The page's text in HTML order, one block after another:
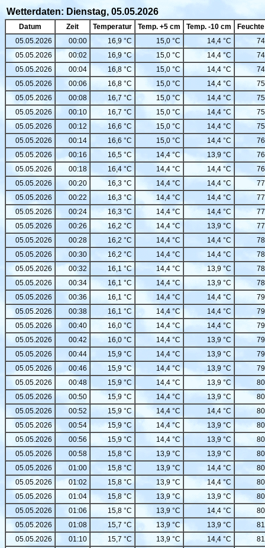
Wetterdaten: Dienstag, 05.05.2026
Datum Zeit Temperatur Temp. +5 cm Temp. -10 cm
05.05.2026
00:00 16,9 °C 15,0 °C 14,4 °C
05.05.2026
00:02 16,9 °C 15,0 °C 14,4 °C
05.05.2026
00:04 16,8 °C 15,0 °C 14,4 °C
05.05.2026
00:06 16,8 °C 15,0 °C 14,4 °C
05.05.2026
00:08 16,7 °C 15,0 °C 14,4 °C
05.05.2026
00:10 16,7 °C 15,0 °C 14,4 °C
05.05.2026
00:12 16,6 °C 15,0 °C 14,4 °C
05.05.2026
00:14 16,6 °C 15,0 °C 14,4 °C
05.05.2026
00:16 16,5 °C 14,4 °C 13,9 °C
05.05.2026
00:18 16,4 °C 14,4 °C 14,4 °C
05.05.2026
00:20 16,3 °C 14,4 °C 14,4 °C
05.05.2026
00:22 16,3 °C 14,4 °C 14,4 °C
05.05.2026
00:24 16,3 °C 14,4 °C 14,4 °C
05.05.2026
00:26 16,2 °C 14,4 °C 13,9 °C
05.05.2026
00:28 16,2 °C 14,4 °C 14,4 °C
05.05.2026
00:30 16,2 °C 14,4 °C 14,4 °C
05.05.2026
00:32 16,1 °C 14,4 °C 13,9 °C
05.05.2026
00:34 16,1 °C 14,4 °C 13,9 °C
05.05.2026
00:36 16,1 °C 14,4 °C 14,4 °C
05.05.2026
00:38 16,1 °C 14,4 °C 14,4 °C
05.05.2026
00:40 16,0 °C 14,4 °C 14,4 °C
05.05.2026
00:42 16,0 °C 14,4 °C 13,9 °C
05.05.2026
00:44 15,9 °C 14,4 °C 13,9 °C
05.05.2026
00:46 15,9 °C 14,4 °C 13,9 °C
05.05.2026
00:48 15,9 °C 14,4 °C 13,9 °C
05.05.2026
00:50 15,9 °C 14,4 °C 13,9 °C
05.05.2026
00:52 15,9 °C 14,4 °C 14,4 °C
05.05.2026
00:54 15,9 °C 14,4 °C 13,9 °C
05.05.2026
00:56 15,9 °C 14,4 °C 13,9 °C
05.05.2026
00:58 15,8 °C 13,9 °C 13,9 °C
05.05.2026
01:00 15,8 °C 13,9 °C 14,4 °C
05.05.2026
01:02 15,8 °C 13,9 °C 14,4 °C
05.05.2026
01:04 15,8 °C 13,9 °C 13,9 °C
05.05.2026
01:06 15,8 °C 13,9 °C 14,4 °C
05.05.2026
01:08 15,7 °C 13,9 °C 13,9 °C
05.05.2026
01:10 15,7 °C 13,9 °C 14,4 °C